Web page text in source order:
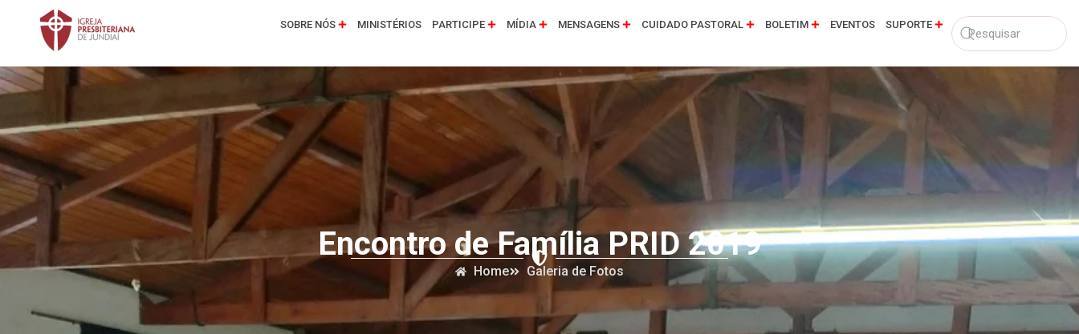
SOBRE NÓS MINISTÉRIOS PARTICIPE MÍDIA MENSAGENS CUIDADO PASTORAL BOLETIM EVENTOS SUPORTE
Encontro de Família PRID 2019
Home Galeria de Fotos